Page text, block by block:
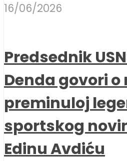
16/06/2026
Predsednik
Denda govori
preminuloj
sportskog
Edinu Avdiću